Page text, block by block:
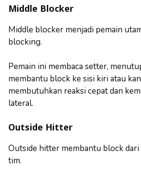
Middle Blocker
Middle blocker menjadi pemain
blocking.
Pemain ini membaca setter,
membantu block ke sisi kiri atau
membutuhkan reaksi cepat dan
lateral.
Outside Hitter
Outside hitter membantu block
tim.